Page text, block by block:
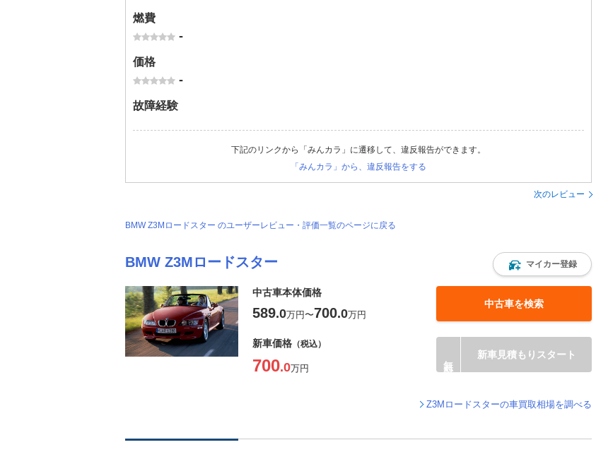
燃費
-
価格
-
故障経験
下記のリンクから「みんカラ」に遷移して、違反報告ができます。
「みんカラ」から、違反報告をする
次のレビュー
BMW Z3Mロードスター のユーザーレビュー・評価一覧のページに戻る
BMW Z3Mロードスター マイカー登録
中古車本体価格
589.0万円〜700.0万円
中古車を検索
新車価格 （税込）
700.0万円
新車見積もりスタート
Z3Mロードスターの車買取相場を調べる